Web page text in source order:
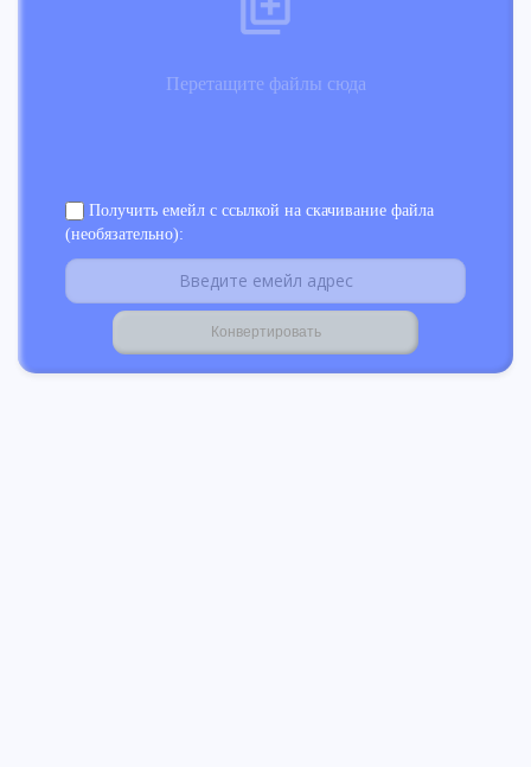
Перетащите файлы сюда
Получить емейл с ссылкой на скачивание файла
(необязательно):